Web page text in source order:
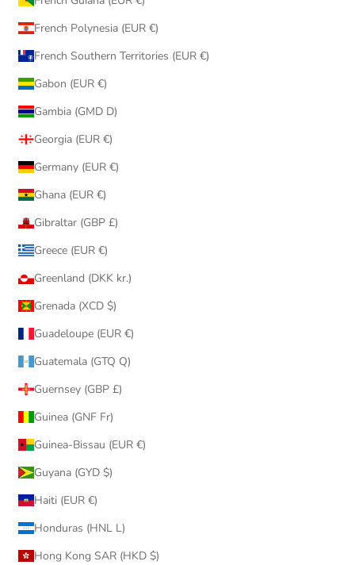
French Polynesia (EUR €)
French Southern Territories (EUR €)
Gabon (EUR €)
Gambia (GMD D)
Georgia (EUR €)
Germany (EUR €)
Ghana (EUR €)
Gibraltar (GBP £)
Greece (EUR €)
Greenland (DKK kr.)
Grenada (XCD $)
Guadeloupe (EUR €)
Guatemala (GTQ Q)
Guernsey (GBP £)
Guinea (GNF Fr)
Guinea-Bissau (EUR €)
Guyana (GYD $)
Haiti (EUR €)
Honduras (HNL L)
Hong Kong SAR (HKD $)